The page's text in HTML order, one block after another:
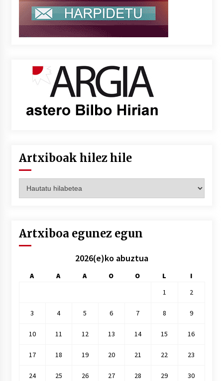
Artxiboak hilez hile
hilez
Artxiboa egunez egun
2026(e)ko abuztua
A A A O O L
I
1
2
3 4 5 6 7 8 9
10 11 12 13 14 15 16
17 18 19 20 21 22 23
24 25 26 27 28 29 30